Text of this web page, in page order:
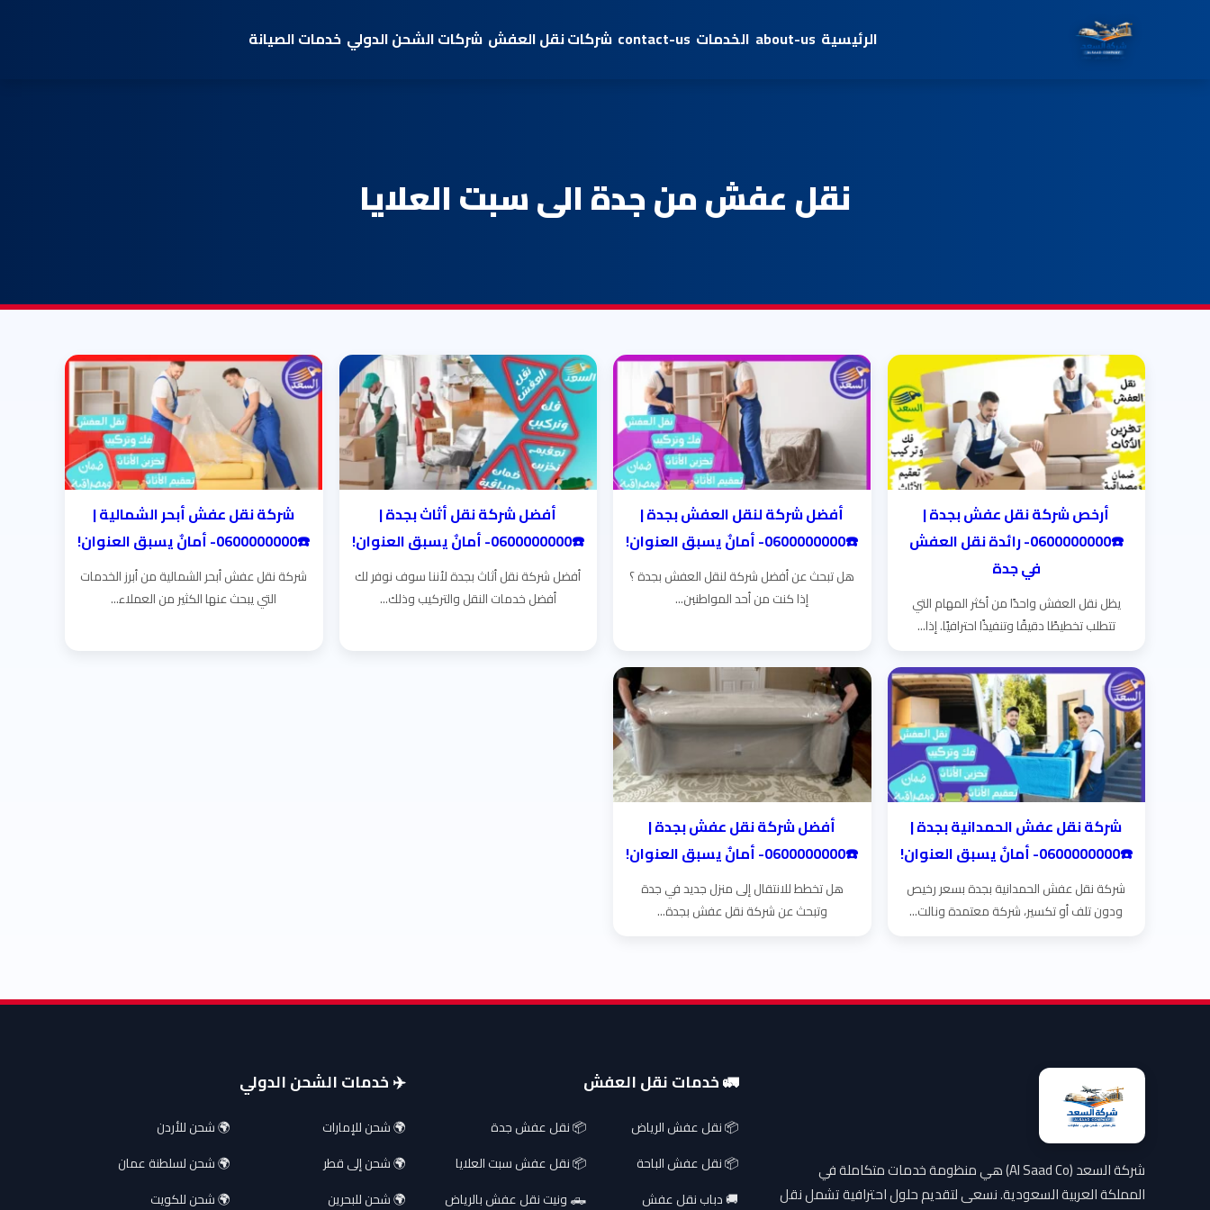
الرئيسية about-us الخدمات contact-us شركات نقل العفش شركات الشحن الدولي خدمات الصيانة
نقل عفش من جدة الى سبت العلايا
أرخص شركة نقل عفش بجدة |
☎️0600000000- رائدة نقل العفش
في جدة
يظل نقل العفش واحدًا من أكثر المهام التي
تتطلب تخطيطًا دقيقًا وتنفيذًا احترافيًا. إذا...
أفضل شركة لنقل العفش بجدة |
☎️0600000000- أمانٌ يسبق العنوان!
هل تبحث عن أفضل شركة لنقل العفش بجدة ؟
إذا كنت من أحد المواطنين...
أفضل شركة نقل أثاث بجدة |
☎️0600000000- أمانٌ يسبق العنوان!
أفضل شركة نقل أثاث بجدة لأننا سوف نوفر لك
أفضل خدمات النقل والتركيب وذلك...
شركة نقل عفش أبحر الشمالية |
☎️0600000000- أمانٌ يسبق العنوان!
شركة نقل عفش أبحر الشمالية من أبرز الخدمات
التي يبحث عنها الكثير من العملاء...
شركة نقل عفش الحمدانية بجدة |
☎️0600000000- أمانٌ يسبق العنوان!
شركة نقل عفش الحمدانية بجدة بسعر رخيص
ودون تلف أو تكسير، شركة معتمدة ونالت...
أفضل شركة نقل عفش بجدة |
☎️0600000000- أمانٌ يسبق العنوان!
هل تخطط للانتقال إلى منزل جديد في جدة
وتبحث عن شركة نقل عفش بجدة...
شركة السعد (Al Saad Co) هي منظومة خدمات متكاملة في
المملكة العربية السعودية. نسعى لتقديم حلول احترافية تشمل نقل
🚛 خدمات نقل العفش
📦 نقل عفش الرياض
📦 نقل عفش جدة
📦 نقل عفش الباحة
📦 نقل عفش سبت العلايا
🚚 دباب نقل عفش
🛻 ونيت نقل عفش بالرياض
✈️ خدمات الشحن الدولي
🌍 شحن للإمارات
🌍 شحن للأردن
🌍 شحن إلى قطر
🌍 شحن لسلطنة عمان
🌍 شحن للبحرين
🌍 شحن للكويت